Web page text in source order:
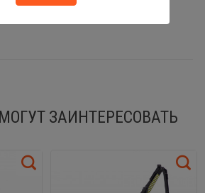
ЗАИНТЕРЕСОВАТЬ